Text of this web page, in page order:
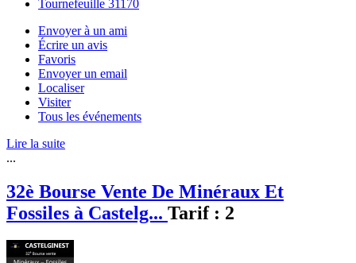
Tournefeuille 31170
Envoyer à un ami
Écrire un avis
Favoris
Envoyer un email
Localiser
Visiter
Tous les événements
Lire la suite
...
32è Bourse Vente De Minéraux Et
Fossiles à Castelg... Tarif : 2